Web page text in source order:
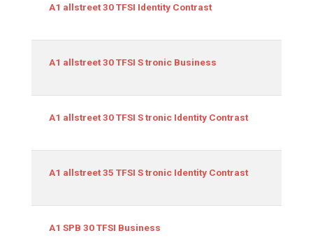
A1 allstreet 30 TFSI Identity Contrast
A1 allstreet 30 TFSI S tronic Business
A1 allstreet 30 TFSI S tronic Identity Contrast
A1 allstreet 35 TFSI S tronic Identity Contrast
A1 SPB 30 TFSI Business